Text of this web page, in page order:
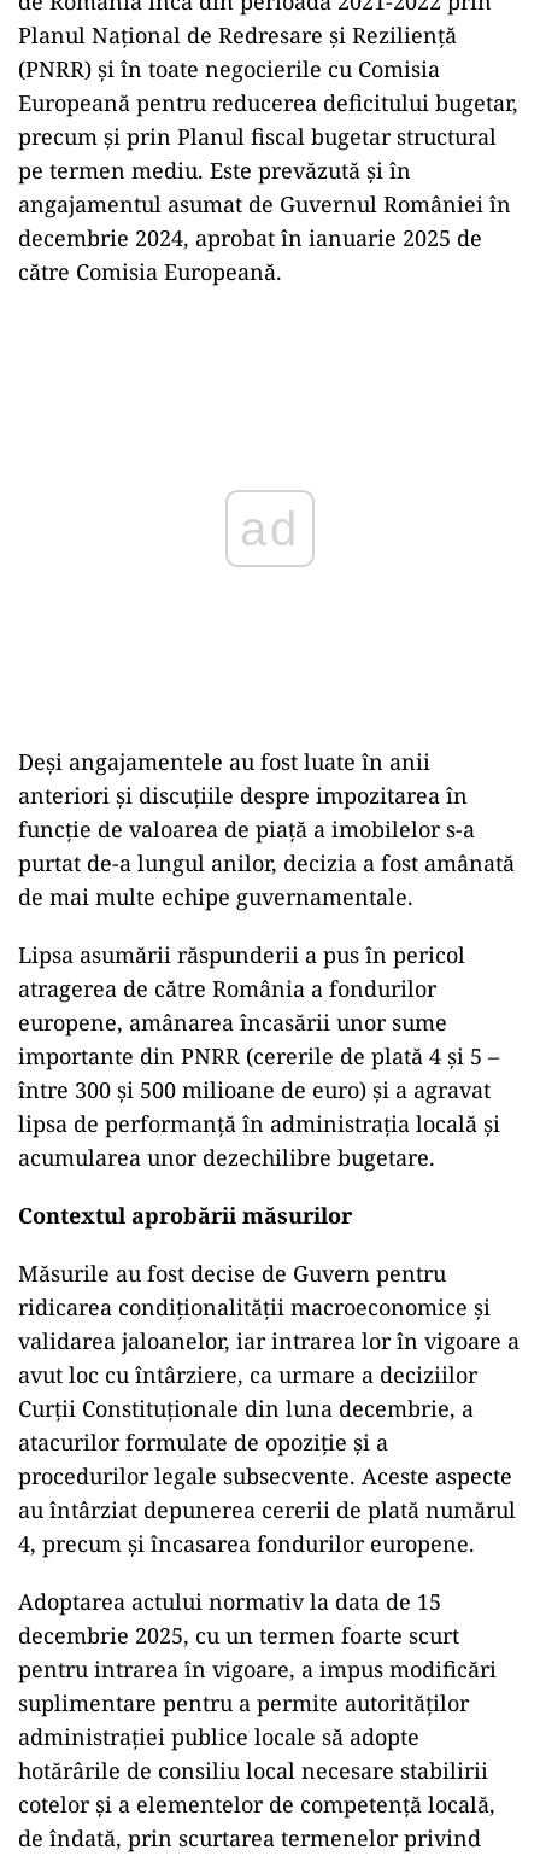
Planul Național de Redresare și Reziliență
(PNRR) și în toate negocierile cu Comisia
Europeană pentru reducerea deficitului bugetar,
precum și prin Planul fiscal bugetar structural
pe termen mediu. Este prevăzută și în
angajamentul asumat de Guvernul României în
decembrie 2024, aprobat în ianuarie 2025 de
către Comisia Europeană.
ad
Deși angajamentele au fost luate în anii
anteriori și discuțiile despre impozitarea în
funcție de valoarea de piață a imobilelor s-a
purtat de-a lungul anilor, decizia a fost amânată
de mai multe echipe guvernamentale.
Lipsa asumării răspunderii a pus în pericol
atragerea de către România a fondurilor
europene, amânarea încasării unor sume
importante din PNRR (cererile de plată 4 și 5 –
între 300 și 500 milioane de euro) și a agravat
lipsa de performanță în administrația locală și
acumularea unor dezechilibre bugetare.
Contextul aprobării măsurilor
Măsurile au fost decise de Guvern pentru
ridicarea condiționalității macroeconomice și
validarea jaloanelor, iar intrarea lor în vigoare a
avut loc cu întârziere, ca urmare a deciziilor
Curții Constituționale din luna decembrie, a
atacurilor formulate de opoziție și a
procedurilor legale subsecvente. Aceste aspecte
au întârziat depunerea cererii de plată numărul
4, precum și încasarea fondurilor europene.
Adoptarea actului normativ la data de 15
decembrie 2025, cu un termen foarte scurt
pentru intrarea în vigoare, a impus modificări
suplimentare pentru a permite autorităților
administrației publice locale să adopte
hotărârile de consiliu local necesare stabilirii
cotelor și a elementelor de competență locală,
de îndată, prin scurtarea termenelor privind